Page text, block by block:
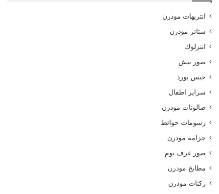
انتريهات مودرن
ستائر مودرن
انترلوك
صور نيش
جبس بورد
سراير اطفال
صالونات مودرن
رسومات حوائط
جزامة مودرن
صور غرف نوم
مطابخ مودرن
ركنات مودرن